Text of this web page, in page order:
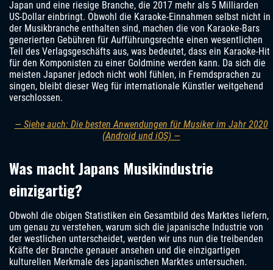
Japan und eine riesige Branche, die 2017 mehr als 5 Milliarden
US-Dollar einbringt. Obwohl die Karaoke-Einnahmen selbst nicht in
der Musikbranche enthalten sind, machen die von Karaoke-Bars
generierten Gebühren für Aufführungsrechte einen wesentlichen
Teil des Verlagsgeschäfts aus, was bedeutet, dass ein Karaoke-Hit
für den Komponisten zu einer Goldmine werden kann. Da sich die
meisten Japaner jedoch nicht wohl fühlen, in Fremdsprachen zu
singen, bleibt dieser Weg für internationale Künstler weitgehend
verschlossen.
— Siehe auch: Die besten Anwendungen für Musiker im Jahr 2020
(Android und iOS) —
Was macht Japans Musikindustrie
einzigartig?
Obwohl die obigen Statistiken ein Gesamtbild des Marktes liefern,
um genau zu verstehen, warum sich die japanische Industrie von
der westlichen unterscheidet, werden wir uns nun die treibenden
Kräfte der Branche genauer ansehen und die einzigartigen
kulturellen Merkmale des japanischen Marktes untersuchen.